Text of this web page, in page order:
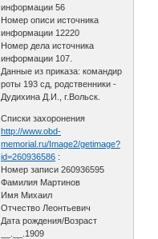
информации 56
Номер описи источника
информации 12220
Номер дела источника
информации 107.
Данные из приказа: командир
роты 193 сд, родственники -
Дудихина Д.И., г.Вольск.
Списки захоронения
http://www.obd-
memorial.ru/Image2/getimage?
id=260936586 :
Номер записи 260936595
Фамилия Мартинов
Имя Михаил
Отчество Леонтьевич
Дата рождения/Возраст
__.__.1909